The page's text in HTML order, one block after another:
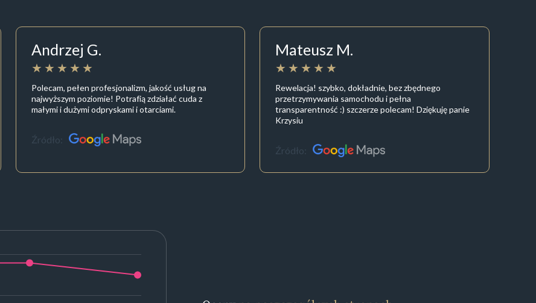
Andrzej G.
Polecam, pełen profesjonalizm, jakość usług na
najwyższym poziomie! Potrafią zdziałać cuda z
małymi i dużymi odpryskami i otarciami.
Źródło:
Mateusz M.
Rewelacja! szybko, dokładnie, bez zbędnego
przetrzymywania samochodu i pełna
transparentność :) szczerze polecam! Dziękuję panie
Krzysiu
Źródło: